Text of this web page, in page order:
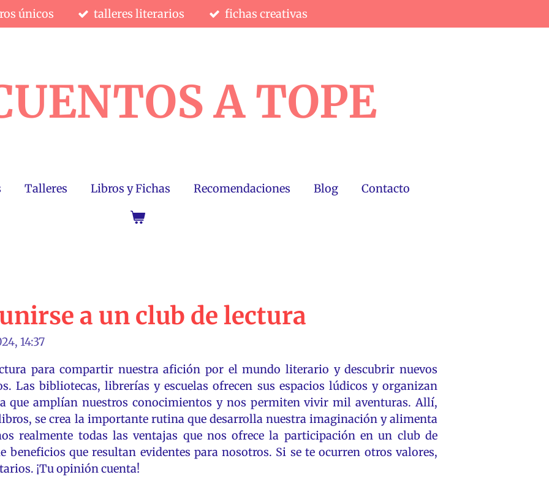
únicos talleres literarios fichas creativas
A TOPE
Talleres Libros y Fichas Recomendaciones Blog Contacto
a un club de lectura
14:37
para compartir nuestra afición por el mundo literario y descubrir nuevos
Las bibliotecas, librerías y escuelas ofrecen sus espacios lúdicos y organizan
que amplían nuestrosconocimientos y nos permiten vivir mil aventuras. Allí,
se crea la importante rutina que desarrolla nuestra imaginación y alimenta
realmente todas las ventajas que nos ofrece la participación en un club de
beneficios que resultan evidentes para nosotros. Si se te ocurren otros valores,
¡Tu opinión cuenta!